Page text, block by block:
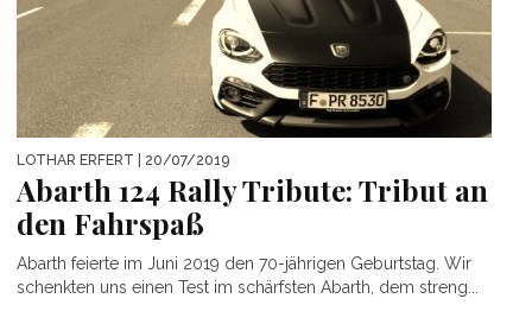
LOTHAR ERFERT | 20/07/2019
Abarth 124 Rally Tribute: Tribut an
den Fahrspaß
Abarth feierte im Juni 2019 den 70-jährigen Geburtstag. Wir
schenkten uns einen Test im schärfsten Abarth, dem streng...